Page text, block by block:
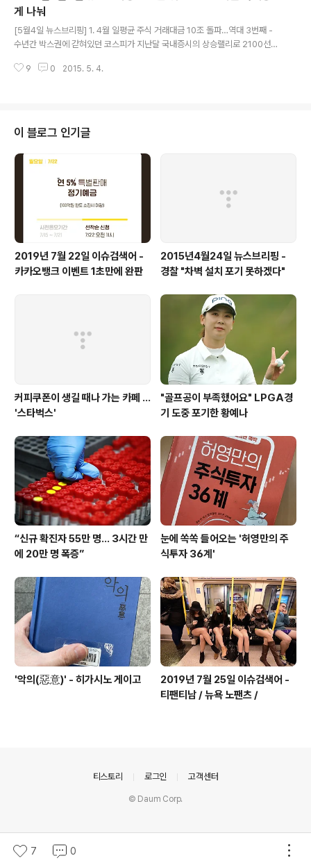
인금액 증가율은 감소했지만, 높은 소득공제율과 다양한 상품개발 등에 힘입어
체크카드는 매분기 승인금액이 최고치를 경신했습니다. 소액결제도 편의점과
대중교통 부문 승..
게 나눠
[5월4일 뉴스브리핑] 1. 4월 일평균 주식 거래대금 10조 돌파…역대 3번째 -
수년간 박스권에 갇혀있던 코스피가 지난달 국내증시의 상승랠리로 2100선을
조원을 넘어섰습니다. 기준금리가 1%대로 떨어지며 투자처를 찾지 못한 개인
이엽우피소가 검출되었다고 밝혔습니다. 전년보다 7배(704억원)나 급증한 총
생산액과 10배 이상 급증한 시장 점유율에도 식약처는 손을 놓고 있었습니다.
국민의 먹거리 안전을..
9 0 2015. 5. 4.
이 블로그 인기글
2019년 7월 22일 이슈검색어 -
카카오뱅크 이벤트 1초만에 완판
2015년4월24일 뉴스브리핑 -
경찰 "차벽 설치 포기 못하겠다"
커피쿠폰이 생길 때나 가는 카페 ...
'스타벅스'
"골프공이 부족했어요" LPGA경
기 도중 포기한 황예나
“신규 확진자 55만 명… 3시간 만
에 20만 명 폭증”
눈에 쏙쏙 들어오는 '허영만의 주
식투자 36계'
'악의(惡意)' - 히가시노 게이고
2019년 7월 25일 이슈검색어 -
티팬티남 / 뉴욕 노팬츠 /
7 0
티스토리 로그인 고객센터
© Daum Corp.